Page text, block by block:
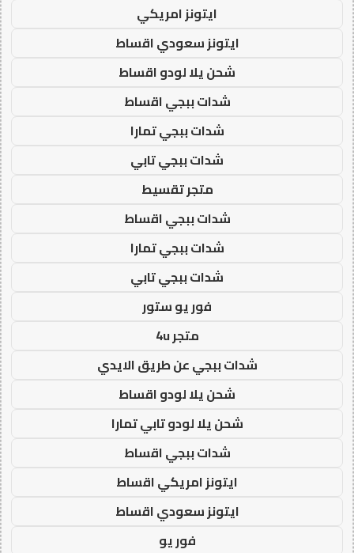
ايتونز امريكي
ايتونز سعودي اقساط
شحن يلا لودو اقساط
شدات ببجي اقساط
شدات ببجي تمارا
شدات ببجي تابي
متجر تقسيط
شدات ببجي اقساط
شدات ببجي تمارا
شدات ببجي تابي
فور يو ستور
متجر 4u
شدات ببجي عن طريق الايدي
شحن يلا لودو اقساط
شحن يلا لودو تابي تمارا
شدات ببجي اقساط
ايتونز امريكي اقساط
ايتونز سعودي اقساط
فور يو